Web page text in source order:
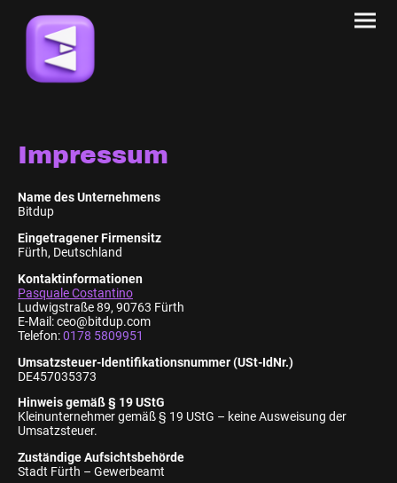
Impressum
Name des Unternehmens
Bitdup
Eingetragener Firmensitz
Fürth, Deutschland
Kontaktinformationen
Pasquale Costantino
Ludwigstraße 89, 90763 Fürth
E-Mail: ceo@bitdup.com
Telefon:0178 5809951
Umsatzsteuer-Identifikationsnummer (USt-IdNr.)
DE457035373
Hinweis gemäß § 19 UStG
Kleinunternehmer gemäß § 19 UStG – keine Ausweisung der
Umsatzsteuer.
Zuständige Aufsichtsbehörde
Stadt Fürth – Gewerbeamt